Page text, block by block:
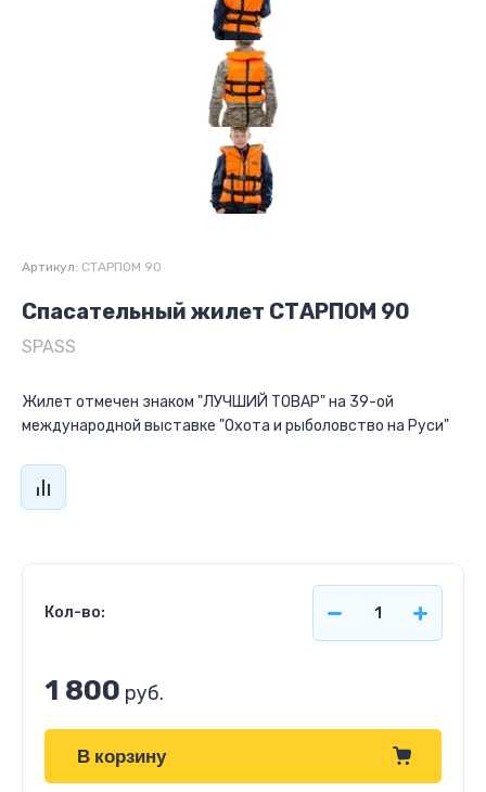
Артикул: СТАРПОМ 90
Спасательный жилет СТАРПОМ 90
SPASS
Жилет отмечен знаком "ЛУЧШИЙ ТОВАР" на 39-ой
международной выставке "Охота и рыболовство на Руси"
Кол-во:
1 800 руб.
В корзину